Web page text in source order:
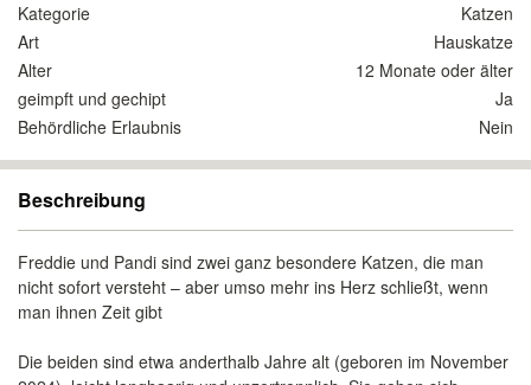
Kategorie
Katzen
Art
Hauskatze
Alter
12 Monate oder älter
geimpft und gechipt
Ja
Behördliche Erlaubnis
Nein
Beschreibung
Freddie und Pandi sind zwei ganz besondere Katzen, die man
nicht sofort versteht – aber umso mehr ins Herz schließt, wenn
man ihnen Zeit gibt
Die beiden sind etwa anderthalb Jahre alt (geboren im November